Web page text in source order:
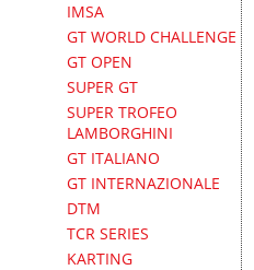
IMSA
GT WORLD CHALLENGE
GT OPEN
SUPER GT
SUPER TROFEO
LAMBORGHINI
GT ITALIANO
GT INTERNAZIONALE
DTM
TCR SERIES
KARTING